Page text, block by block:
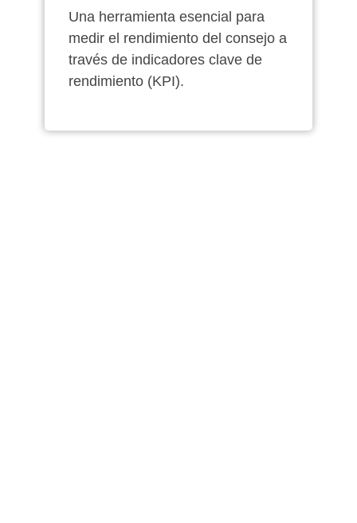
Una herramienta esencial para
medir el rendimiento del consejo a
través de indicadores clave de
rendimiento (KPI).